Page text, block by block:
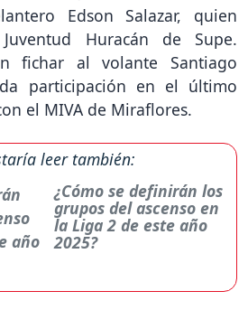
Edson Salazar, quien
Huracán de Supe.
fichar al volante Santiago
participación en el último
el MIVA de Miraflores.
leer también:
¿Cómo se definirán los
grupos del ascenso en
la Liga 2 de este año
2025?